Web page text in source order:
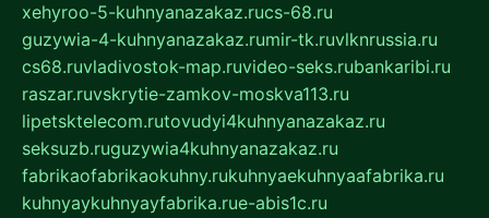
xehyroo-5-kuhnyanazakaz.rucs-68.ru
guzywia-4-kuhnyanazakaz.rumir-tk.ruvlknrussia.ru
cs68.ruvladivostok-map.ruvideo-seks.rubankaribi.ru
raszar.ruvskrytie-zamkov-moskva113.ru
lipetsktelecom.rutovudyi4kuhnyanazakaz.ru
seksuzb.ruguzywia4kuhnyanazakaz.ru
fabrikaofabrikaokuhny.rukuhnyaekuhnyaafabrika.ru
kuhnyaykuhnyayfabrika.rue-abis1c.ru